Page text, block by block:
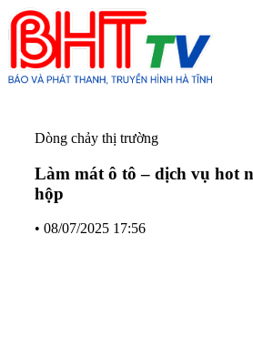
Dòng chảy thị trường
Làm mát ô tô – dịch vụ hot
hộp
• 08/07/2025 17:56